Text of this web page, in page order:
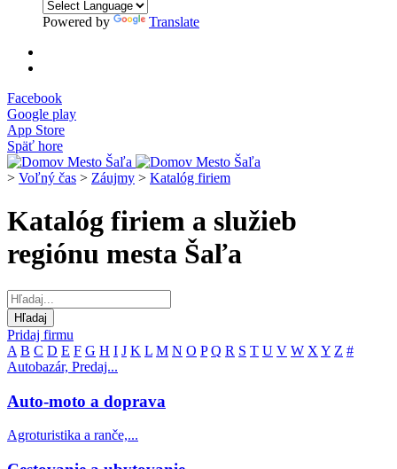
Powered by Translate
Facebook
Google play
App Store
Späť hore
> Voľný čas > Záujmy > Katalóg firiem
Katalóg firiem a služieb
regiónu mesta Šaľa
Pridaj firmu
A B C D E F G H I J K L M N O P Q R S T U V W X Y Z #
Autobazár, Predaj...
Auto-moto a doprava
Agroturistika a ranče,...